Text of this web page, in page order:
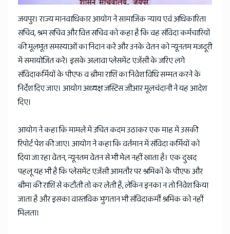
जयपुर। राज्य मानवाधिकार आयोग ने सामाजिक न्याय एवं अधिकारिता
सचिव, श्रम सचिव और वित्त सचिव को कहा है कि वह संविदा कर्मचारियों
की मूलभूत समस्याओं का निदान करे और उनके वेतन को न्यूनतम मजदूरी
में समायोजित करे। इसके अलावा प्लेसमेंट एजेंसी के जरिए लगे
संविदाकर्मियों के पीएफ व बीमा राशि का निवेश विधि सम्मत करने के
निर्देश दिए जाए। आयोग अध्यक्ष जस्टिस जीआर मूलचंदानी ने यह आदेश
दिए।
आयोग ने कहा कि मामले में उचित कदम उठाकर एक माह में उसकी
रिपोर्ट पेश की जाए। आयोग ने कहा कि वर्तमान में संविदा कर्मियों को
दिया जा रहा वेतन, न्यूनतम वेतन से भी मेल नहीं खाता है। एक दुखद
पहलू यह भी है कि प्लेसमेंट एजेंसी आमतौर पर श्रमिकों के पीएफ और
बीमा की राशि से कटौती तो कर लेती हैं, लेकिन इनका न तो निवेश किया
जाता है और इसका वास्तविक भुगतान भी संविदाकर्मी श्रमिक को नहीं
मिलता।